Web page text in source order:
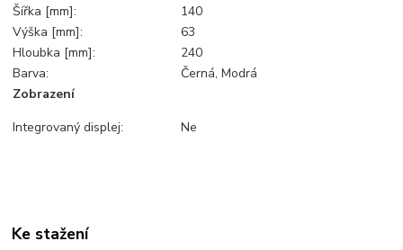
Šířka [mm]:
140
Výška [mm]:
63
Hloubka [mm]:
240
Barva:
Černá, Modrá
Zobrazení
Integrovaný displej:
Ne
Ke stažení